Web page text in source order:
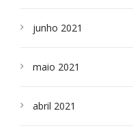
junho 2021
maio 2021
abril 2021